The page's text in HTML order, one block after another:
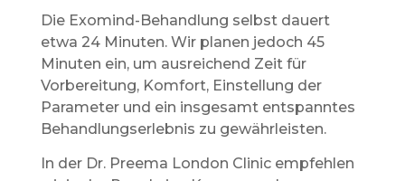
Die Exomind-Behandlung selbst dauert
etwa 24 Minuten. Wir planen jedoch 45
Minuten ein, um ausreichend Zeit für
Vorbereitung, Komfort, Einstellung der
Parameter und ein insgesamt entspanntes
Behandlungserlebnis zu gewährleisten.
In der Dr. Preema London Clinic empfehlen